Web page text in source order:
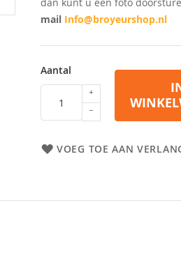
mail Info@broyeurshop.nl
Aantal
VOEG TOE AAN